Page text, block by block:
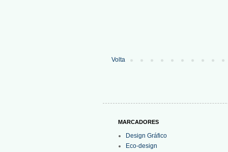
Volta
MARCADORES
Design Gráfico
Eco-design